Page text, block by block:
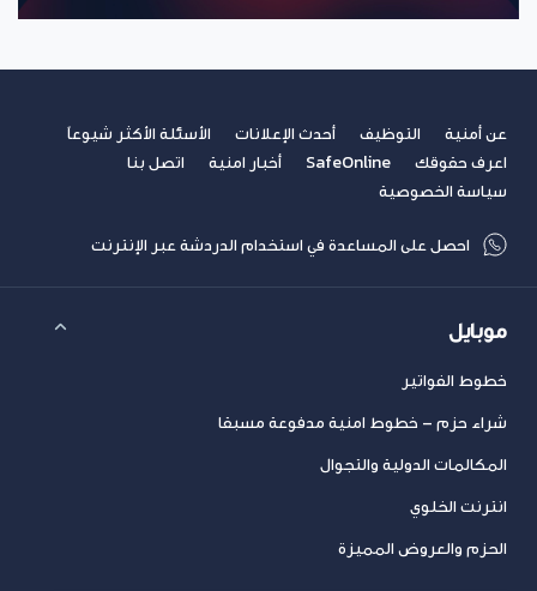
عن أمنية التوظيف أحدث الإعلانات
الأسئلة الأكثر شيوعاً
اعرف حقوقك
SafeOnline أخبار امنية
اتصل بنا
سياسة الخصوصية
احصل على المساعدة في استخدام الدردشة عبر الإنترنت
موبايل
خطوط الفواتير
شراء حزم – خطوط امنية مدفوعة مسبقا
المكالمات الدولية والتجوال
انترنت الخلوي
الحزم والعروض المميزة